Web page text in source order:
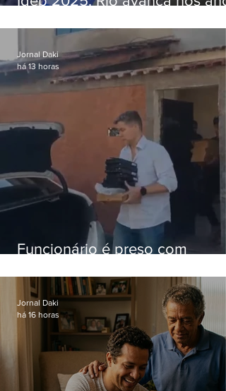
nacional
Funcionário é preso com
Hospital do Andaraí
Jornal Daki
há 13 horas
Jornal Daki
há 16 horas